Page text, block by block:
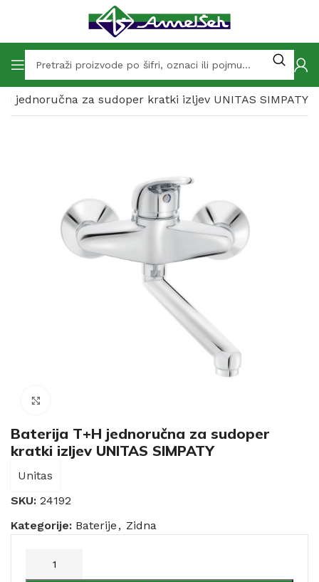
jednoručna za sudoper kratki izljev UNITAS SIMPATY
Baterija T+H jednoručna za sudoper
kratki izljev UNITAS SIMPATY
Unitas
SKU: 24192
Kategorije: Baterije , Zidna